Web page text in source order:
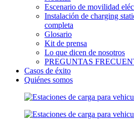
Escenario de movilidad
Instalación de charging
completa
Glosario
Kit de prensa
Lo que dicen de nosotros
PREGUNTAS
Casos de éxito
Quiénes somos